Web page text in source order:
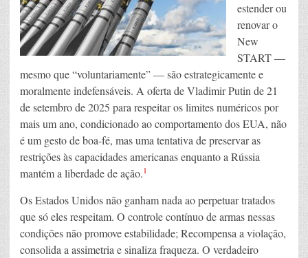
estender ou
renovar o
New
START —
mesmo que “voluntariamente” — são estrategicamente e
moralmente indefensáveis. A oferta de Vladimir Putin de 21
de setembro de 2025 para respeitar os limites numéricos por
mais um ano, condicionado ao comportamento dos EUA, não
é um gesto de boa-fé, mas uma tentativa de preservar as
restrições às capacidades americanas enquanto a Rússia
mantém a liberdade de ação.1
Os Estados Unidos não ganham nada ao perpetuar tratados
que só eles respeitam. O controle contínuo de armas nessas
condições não promove estabilidade; Recompensa a violação,
consolida a assimetria e sinaliza fraqueza. O verdadeiro